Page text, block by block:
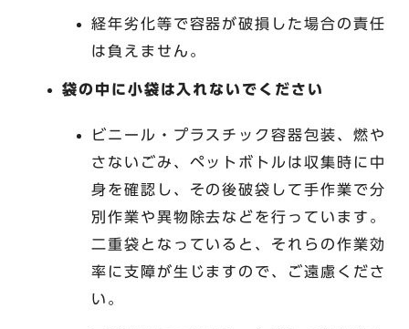
経年劣化等で容器が破損した場合の責任
は負えません。
袋の中に小袋は入れないでください
ビニール・プラスチック容器包装、燃や
さないごみ、ペットボトルは収集時に中
身を確認し、その後破袋して手作業で分
別作業や異物除去などを行っています。
二重袋となっていると、それらの作業効
率に支障が生じますので、ご遠慮くださ
い。